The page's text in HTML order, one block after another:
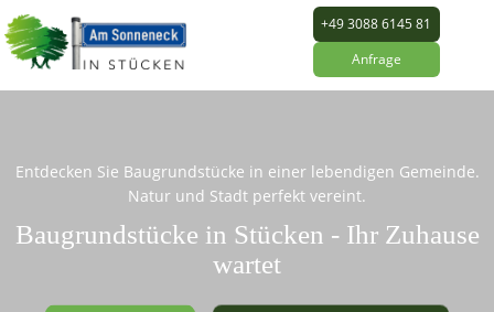
+49 3088 6145 81
Anfrage
Entdecken Sie Baugrundstücke in einer lebendigen Gemeinde.
Natur und Stadt perfekt vereint.
Baugrundstücke in Stücken - Ihr Zuhause
wartet